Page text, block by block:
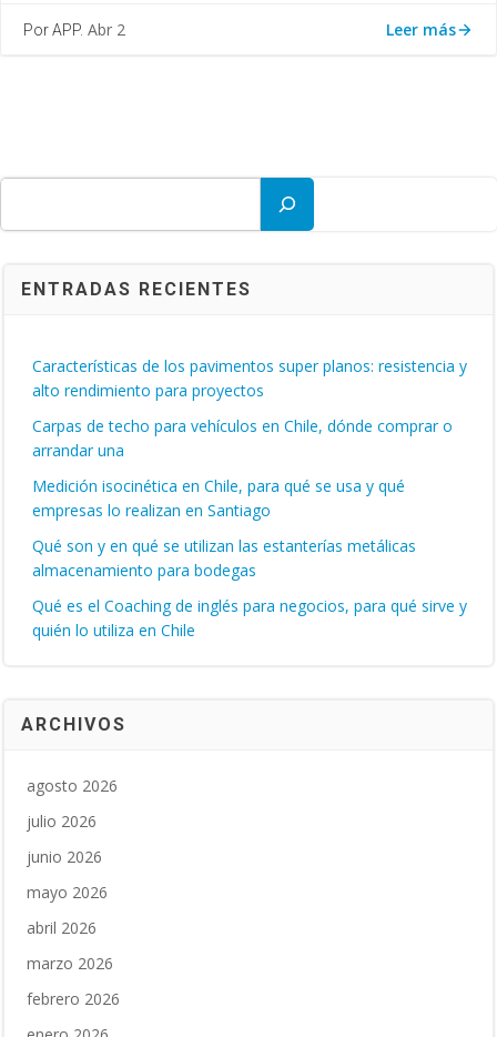
Por APP. Abr 2 Leer más
ENTRADAS RECIENTES
Características de los pavimentos super planos: resistencia y
alto rendimiento para proyectos
Carpas de techo para vehículos en Chile, dónde comprar o
arrandar una
Medición isocinética en Chile, para qué se usa y qué
empresas lo realizan en Santiago
Qué son y en qué se utilizan las estanterías metálicas
almacenamiento para bodegas
Qué es el Coaching de inglés para negocios, para qué sirve y
quién lo utiliza en Chile
ARCHIVOS
agosto 2026
julio 2026
junio 2026
mayo 2026
abril 2026
marzo 2026
febrero 2026